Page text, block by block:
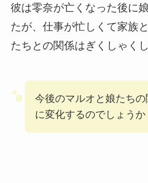
彼は零奈が亡くなった後に
たが、仕事が忙しくて家族
たちとの関係はぎくしゃく
今後のマルオと娘たちの
に変化するのでしょうか